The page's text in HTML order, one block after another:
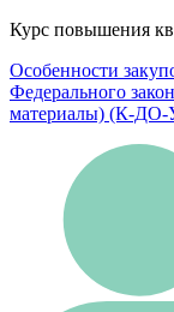
Курс повышения
Особенности
Федерального
материалы) (К-ДО-